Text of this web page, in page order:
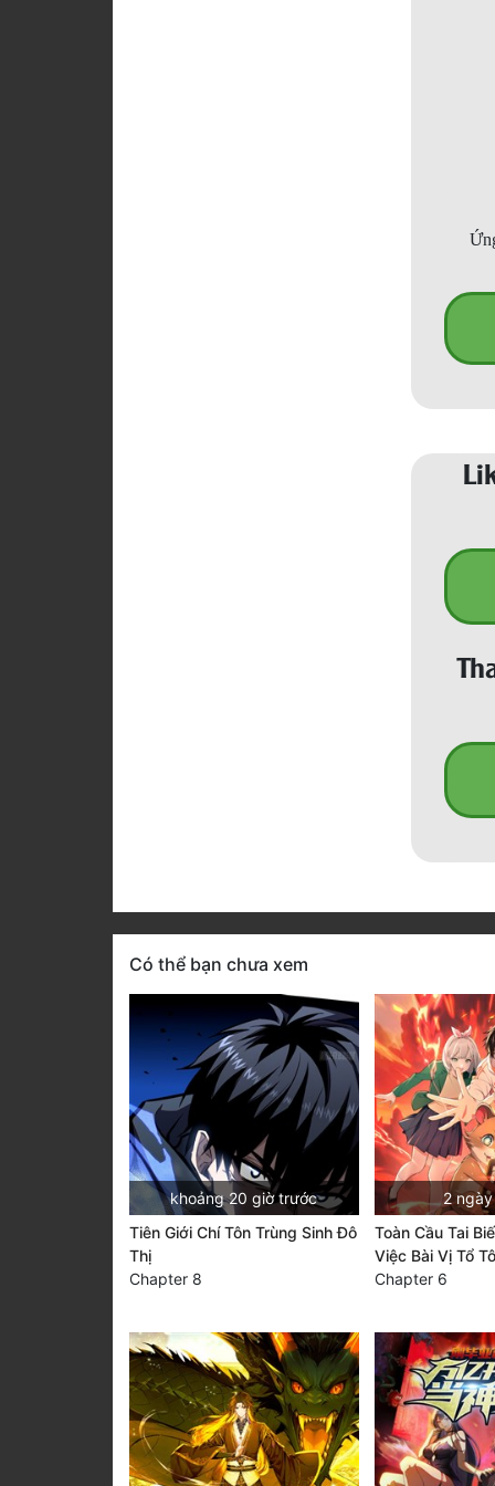
Có thể bạn chưa xem
khoảng 20 giờ trước
Tiên Giới Chí Tôn Trùng Sinh Đô
Thị
Chapter 8
2
Toàn Cầu Tai
Việc Bài Vị Tổ
Chapter 6